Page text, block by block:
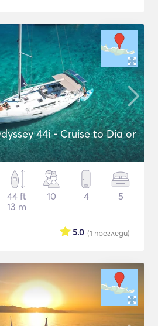
44i - Cruise to Dia or
44 ft
13 m
10 4 5
(1 прегледи)
5.0